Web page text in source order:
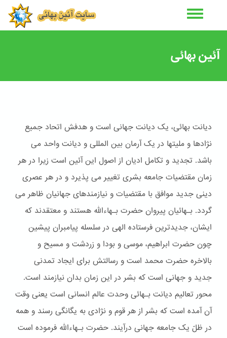
آئین بهائی
دیانت بهائی، یک دیانت جهانی است و هدفش اتحاد جمیع
نژادها و ملیتها در یک آرمان بین المللی و دیانت واحد می
باشد. تجدید و تکامل ادیان از اصول این آئین است زیرا در هر
زمان مقتضیات جامعه بشری تغییر می پذیرد و در هر عصری
دینی جدید موافق با مقتضیات و نیازمندهای جهانیان ظاهر می
گردد. بـهائیان پیروان حضرت بـهاءالله هستند و معتقدند که
ایشان، جدیدترین فرستاده الهی در سلسله پیامبران پیشین
چون حضرت ابراهیم، موسی و بودا و زردشت و مسیح و
بالاخره حضرت محمد است و رسالتش برای ایجاد تمدنی
جدید و جهانی است که بشر در این زمان بدان نیازمند است.
محور تعالیم دیانت بـهائی وحدت عالم انسانی است یعنی وقت
آن آمده است که بشر از هر قوم و نژادی به یگانگی رسند و همه
در ظلّ یک جامعه جهانی درآیند. حضرت بـهاءالله فرموده است